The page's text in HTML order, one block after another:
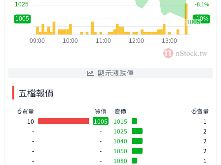
顯示漲跌停
五檔報價
委買量
買價
10
1005
-
-
-
-
-
-
-
-
賣價
委賣量
1015
1
1025
2
1040
2
1050
2
1080
1